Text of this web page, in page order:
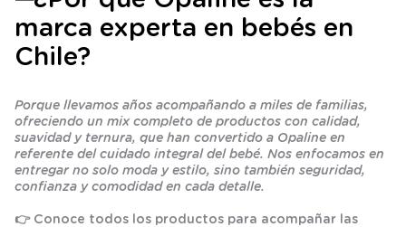
marca experta en bebés en
Chile?
Porque llevamos años acompañando a miles de familias,
ofreciendo un mix completo de productos con calidad,
suavidad y ternura, que han convertido a Opaline en
referente del cuidado integral del bebé. Nos enfocamos en
entregar no solo moda y estilo, sino también seguridad,
confianza y comodidad en cada detalle.
👉 Conoce todos los productos para acompañar las